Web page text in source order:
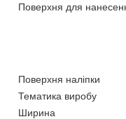
Поверхня для
Поверхня наліпки
Тематика виробу
Ширина